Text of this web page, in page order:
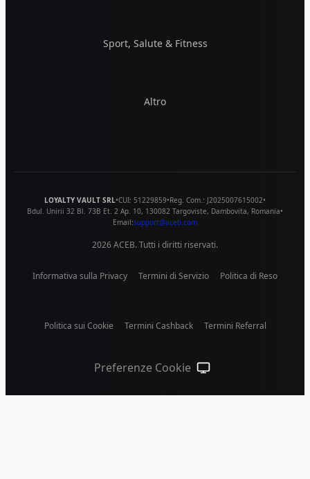
Sport, Salute & Fitness
Altro
LOYALTY VAULT SRL•CUI: 51229859•Reg. Com.: J2025007615002•
Bdul. Unirii 32 Bl. 73B Et. 2 Ap. 10, 130082 Targoviste, Dambovita, Romania•
Email:support@aceb.com
2026ACEB. Tutti i diritti riservati.
Informativa sulla Privacy Termini di Servizio Politica di Reso
Politica sui Cookie Termini Cashback Termini Referral
Preferenze Cookie Tema di sistema (clicca